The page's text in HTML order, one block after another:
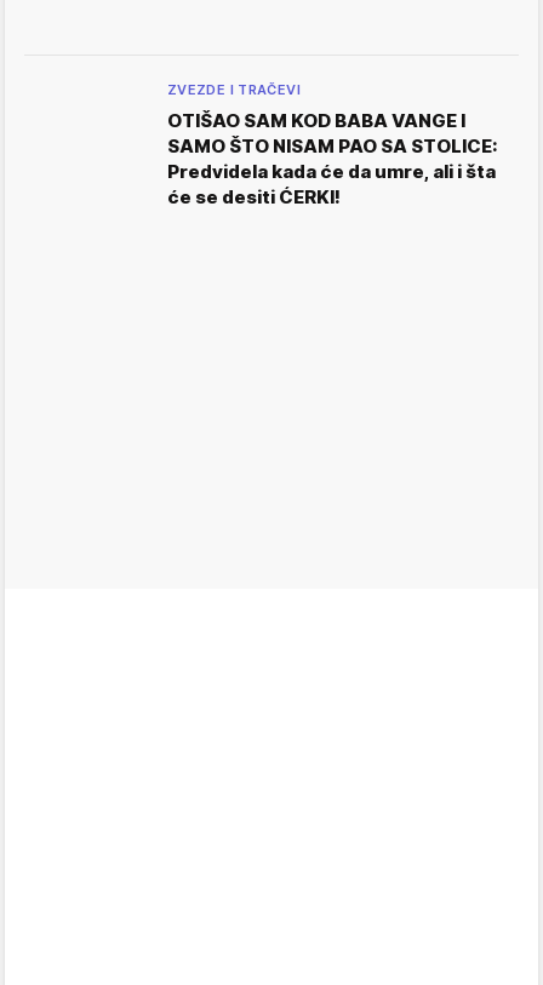
ZVEZDE I TRAČEVI
OTIŠAO SAM KOD BABA VANGE I
SAMO ŠTO NISAM PAO SA STOLICE:
Predvidela kada će da umre, ali i šta
će se desiti ĆERKI!